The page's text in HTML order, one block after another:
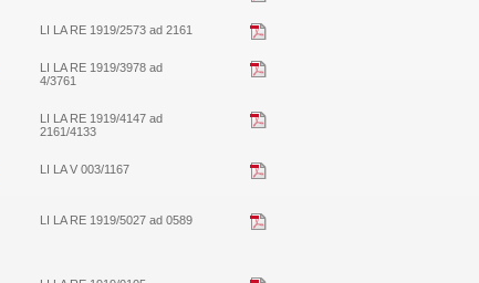
LI LA RE 1919/2573 ad 2161
LI LA RE 1919/3978 ad
4/3761
LI LA RE 1919/4147 ad
2161/4133
LI LA V 003/1167
LI LA RE 1919/5027 ad 0589